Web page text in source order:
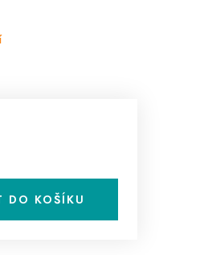
DO KOŠÍKU